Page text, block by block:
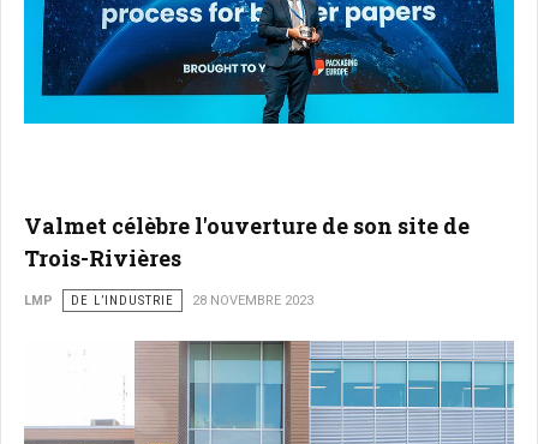
Valmet célèbre l'ouverture de son site de
Trois-Rivières
LMP DE L’INDUSTRIE 28 NOVEMBRE 2023